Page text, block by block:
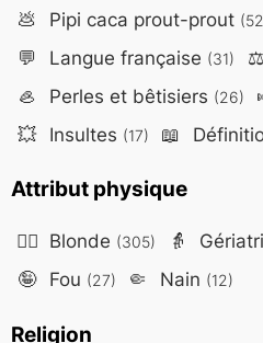
💩 Pipi caca prout-prout
💬 Langue française (31) ⚖️
🦪 Perles et bêtisiers (26)
💥 Insultes (17) 📖
Attribut physique
👱‍♀️ Blonde (305) 👵
🤪 Fou (27) 🤏 Nain (12)
Religion